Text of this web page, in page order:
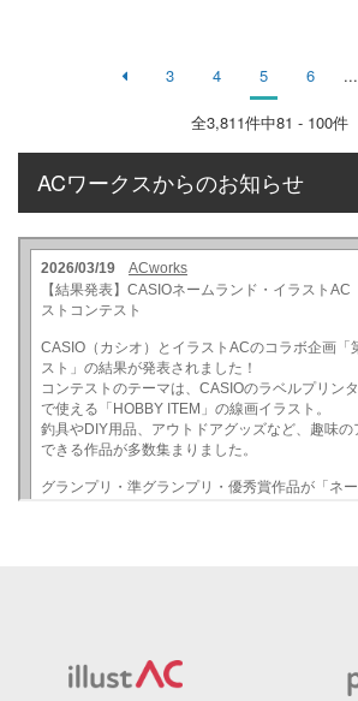
3 4 5 6 ...
全3,811件中81 - 100件
ACワークスからのお知らせ